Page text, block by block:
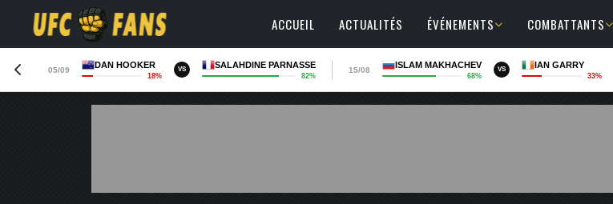
ACCUEIL ACTUALITÉS ÉVÉNEMENTS COMBATTANTS
05/09
DAN HOOKER
18%
VS SALAHDINE PARNASSE
82%
15/08
ISLAM MAKHACHEV
68%
VS IAN GARRY
33%